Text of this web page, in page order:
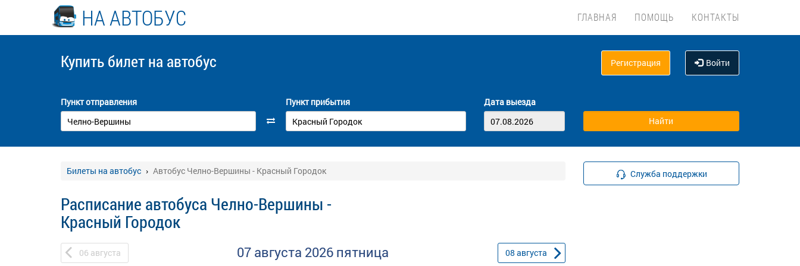
НА АВТОБУС ГЛАВНАЯ ПОМОЩЬ КОНТАКТЫ
Купить билет на автобус Регистрация Войти
Пункт отправления Пункт прибытия Дата выезда
Билеты на автобус Автобус Челно-Вершины - Красный Городок
Расписание автобуса Челно-Вершины -
Красный Городок
06 августа 07 августа 2026 пятница 08 августа
Служба поддержки